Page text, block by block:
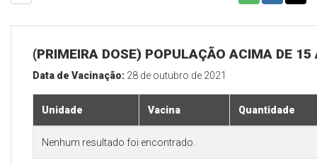
(PRIMEIRA DOSE) POPULAÇÃO ACIMA DE 15
Data de Vacinação: 28 de outubro de 2021
Unidade Vacina Quantidade
Nenhum resultado foi encontrado.